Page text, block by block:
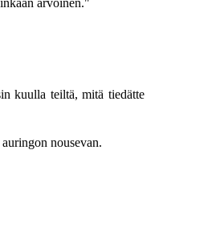
arvoinen."
kuulla teiltä, mitä tiedätte
nousevan.